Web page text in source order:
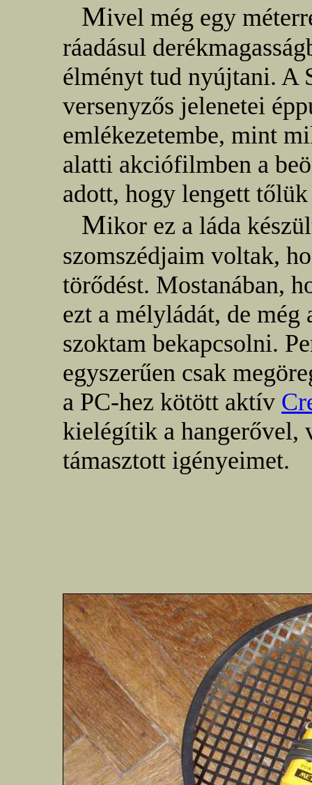
Mivel még egy
ráadásul
élményt tud nyújtani. A
versenyzős jelenetei
emlékezetembe, mint
alatti akciófilmben a
adott, hogy lengett
Mikor ez a láda
szomszédjaim voltak,
törődést. Mostanában,
ezt a mélyládát, de még
szoktam bekapcsolni.
egyszerűen csak
a PC-hez kötött aktív
kielégítik a hangerővel,
támasztott igényeimet.